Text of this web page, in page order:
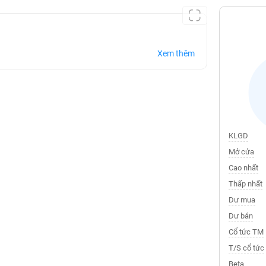
Xem thêm
KLGD
Mở cửa
Cao nhất
Thấp nhất
Dư mua
Dư bán
Cổ tức TM
T/S cổ tức
Beta